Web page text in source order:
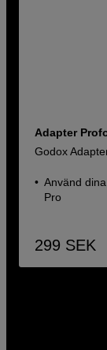
Adapter
Godox
Använd
Pro
299 SEK